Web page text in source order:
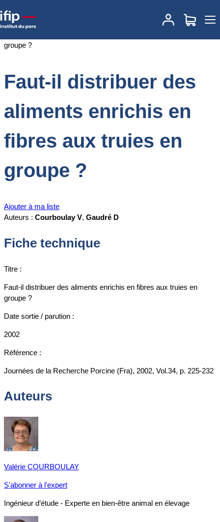
Accueil
Faut-il distribuer des aliments enrichis en
fibres aux truies en groupe ?
Faut-il distribuer des
aliments enrichis en
fibres aux truies en
groupe ?
Ajouter à ma liste
Auteurs : Courboulay V, Gaudré D
Fiche technique
Titre :
Faut-il distribuer des aliments enrichis en fibres aux truies en
groupe ?
Date sortie / parution :
2002
Référence :
Journées de la Recherche Porcine (Fra), 2002, Vol.34, p. 225-232
Auteurs
Valérie COURBOULAY
S'abonner à l'expert
Ingénieur d’étude - Experte en bien-être animal en élevage